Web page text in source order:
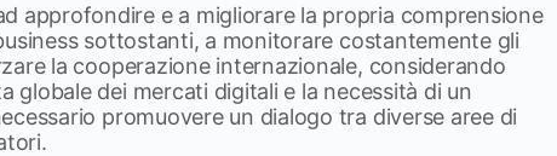
approfondire e a migliorare la propria comprensione
sottostanti, a monitorare costantemente gli
la cooperazione internazionale, considerando
globale dei mercati digitali e la necessità di un
promuovere un dialogo tra diverse aree di